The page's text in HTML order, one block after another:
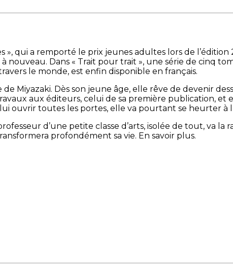
», qui a remporté le prix jeunes adultes lors de
nouveau. Dans « Trait pour trait », une série de cinq
le monde, est enfin disponible en français.
Miyazaki. Dès son jeune âge, elle rêve de devenir
aux éditeurs, celui de sa première publication,
ouvrir toutes les portes, elle va pourtant se heurter à
d’une petite classe d’arts, isolée de tout, va
profondément sa vie. En savoir plus.